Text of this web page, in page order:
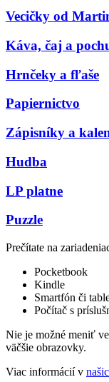
Vecičky od
Káva, čaj a
Hrnčeky a fľaše
Papiernictvo
Zápisníky a
Hudba
LP platne
Puzzle
Prečítate na
Pocketbook
Kindle
Smartfón či
Počítač s
Nie je možné meniť
väčšie obrazovky.
Viac informácií v